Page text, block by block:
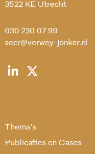
3522 KE Utrecht
030 230 07 99
secr@verwey-jonker.nl
Thema’s
Publicaties en Cases